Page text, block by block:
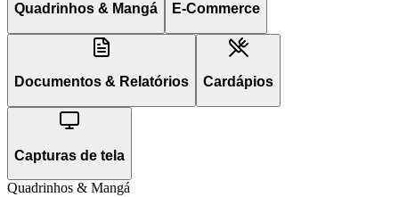
Quadrinhos & Mangá E-Commerce
Documentos & Relatórios Cardápios
Capturas de tela
Quadrinhos & Mangá